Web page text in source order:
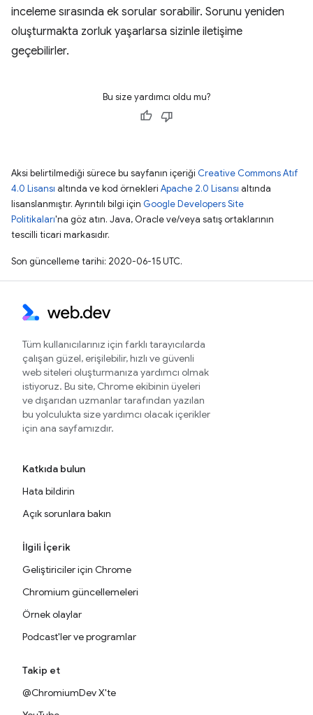
inceleme sırasında ek sorular sorabilir. Sorunu yeniden
oluşturmakta zorluk yaşarlarsa sizinle iletişime
geçebilirler.
Bu size yardımcı oldu mu?
Aksi belirtilmediği sürece bu sayfanın içeriği Creative Commons Atıf
4.0 Lisansı altında ve kod örnekleri Apache 2.0 Lisansı altında
lisanslanmıştır. Ayrıntılı bilgi için Google Developers Site
Politikaları'na göz atın. Java, Oracle ve/veya satış ortaklarının
tescilli ticari markasıdır.
Son güncelleme tarihi: 2020-06-15 UTC.
Tüm kullanıcılarınız için farklı tarayıcılarda
çalışan güzel, erişilebilir, hızlı ve güvenli
web siteleri oluşturmanıza yardımcı olmak
istiyoruz. Bu site, Chrome ekibinin üyeleri
ve dışarıdan uzmanlar tarafından yazılan
bu yolculukta size yardımcı olacak içerikler
için ana sayfamızdır.
Katkıda bulun
Hata bildirin
Açık sorunlara bakın
İlgili İçerik
Geliştiriciler için Chrome
Chromium güncellemeleri
Örnek olaylar
Podcast'ler ve programlar
Takip et
@ChromiumDev X'te